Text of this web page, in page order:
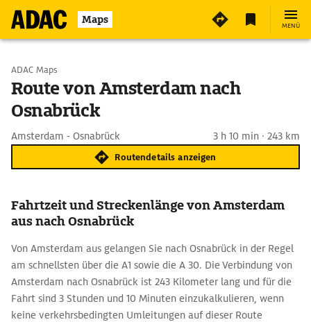
Maps MENÜ
Start wählen
Ziel eingeben
ADAC Maps
Route von Amsterdam nach
Osnabrück
Amsterdam - Osnabrück 3 h 10 min · 243 km
Routendetails anzeigen
Fahrtzeit und Streckenlänge von Amsterdam
aus nach Osnabrück
Von Amsterdam aus gelangen Sie nach Osnabrück in der Regel
am schnellsten über die A1 sowie die A 30. Die Verbindung von
Amsterdam nach Osnabrück ist 243 Kilometer lang und für die
Fahrt sind 3 Stunden und 10 Minuten einzukalkulieren, wenn
keine verkehrsbedingten Umleitungen auf dieser Route